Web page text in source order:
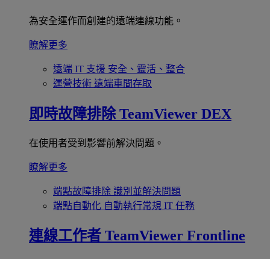
為安全運作而創建的遠端連線功能。
瞭解更多
遠端 IT 支援 安全、靈活、整合
運營技術 遠端車間存取
即時故障排除 TeamViewer DEX
在使用者受到影響前解決問題。
瞭解更多
端點故障排除 識別並解決問題
端點自動化 自動執行常規 IT 任務
連線工作者 TeamViewer Frontline